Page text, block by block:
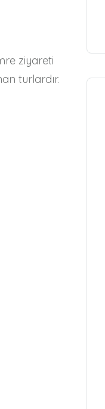
ziyareti
turlardır.